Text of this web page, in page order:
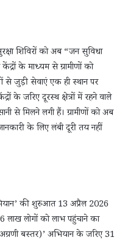
शिविरों को अब “जन सुविधा
के माध्यम से ग्रामीणों को
से जुड़ी सेवाएं एक ही स्थान पर
के जरिए दूरस्थ क्षेत्रों में रहने वाले
से मिलने लगी हैं। ग्रामीणों को अब
के लिए लंबी दूरी तय नहीं
की शुरुआत 13 अप्रैल 2026
लोगों को लाभ पहुंचाने का
बस्तर)’ अभियान के जरिए 31